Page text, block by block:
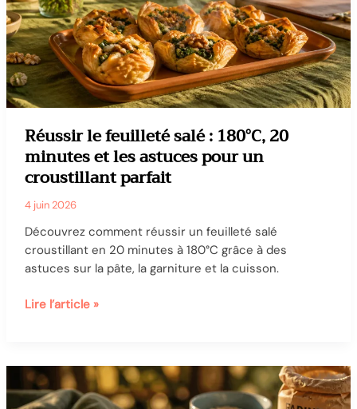
pour
gagner
du
temps
et
réduire
charge
mentale
Réussir le feuilleté salé : 180°C, 20
minutes et les astuces pour un
croustillant parfait
4 juin 2026
Découvrez comment réussir un feuilleté salé
croustillant en 20 minutes à 180°C grâce à des
astuces sur la pâte, la garniture et la cuisson.
Réussir
180°C,
Lire l’article »